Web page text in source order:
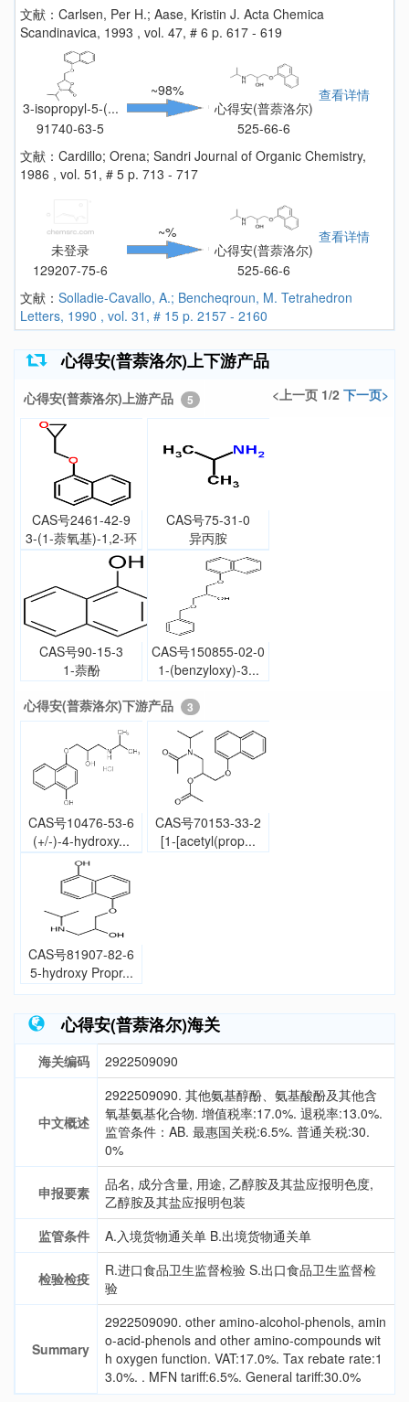
文献：Carlsen, Per H.; Aase, Kristin J. Acta Chemica
Scandinavica, 1993 , vol. 47, # 6 p. 617 - 619
3-isopropyl-5-(...
91740-63-5
~98%
心得安(普萘洛尔)
525-66-6
查看详情
文献：Cardillo; Orena; Sandri Journal of Organic Chemistry,
1986 , vol. 51, # 5 p. 713 - 717
未登录
129207-75-6
~%
心得安(普萘洛尔)
525-66-6
查看详情
文献： Solladie-Cavallo, A.; Bencheqroun, M. Tetrahedron
Letters, 1990 , vol. 31, # 15 p. 2157 - 2160
心得安(普萘洛尔)上下游产品
心得安(普萘洛尔)上游产品 5 <上一页 1/2 下一页>
CAS号2461-42-9
3-(1-萘氧基)-1,2-环
氧丙烷
CAS号75-31-0
异丙胺
CAS号90-15-3
1-萘酚
CAS号150855-02-0
1-(benzyloxy)-3...
心得安(普萘洛尔)下游产品
3
CAS号10476-53-6
(+/-)-4-hydroxy...
CAS号70153-33-2
[1-[acetyl(prop...
CAS号81907-82-6
5-hydroxy Propr...
心得安(普萘洛尔)海关
海关编码 2922509090
中文概述
2922509090. 其他氨基醇酚、氨基酸酚及其他含
氧基氨基化合物. 增值税率:17.0%. 退税率:13.0%.
监管条件：AB. 最惠国关税:6.5%. 普通关税:30.
0%
申报要素
品名, 成分含量, 用途, 乙醇胺及其盐应报明色度,
乙醇胺及其盐应报明包装
监管条件
A.入境货物通关单 B.出境货物通关单
检验检疫
R.进口食品卫生监督检验 S.出口食品卫生监督检
验
Summary
2922509090. other amino-alcohol-phenols, amin
o-acid-phenols and other amino-compounds wit
h oxygen function. VAT:17.0%. Tax rebate rate:1
3.0%. . MFN tariff:6.5%. General tariff:30.0%